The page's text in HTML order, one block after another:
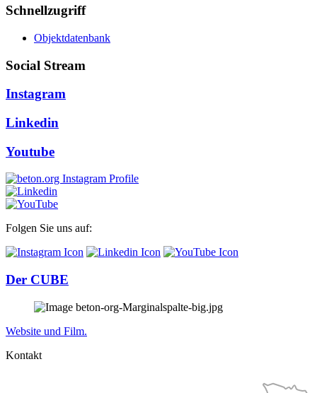
Schnellzugriff
Objektdatenbank
Social Stream
Instagram
Linkedin
Youtube
Folgen Sie uns auf:
Der CUBE
Website und Film.
Kontakt